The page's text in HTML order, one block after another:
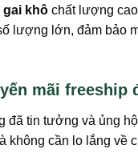
gai khô chất lượng
lượng lớn, đảm bảo
mãi freeship
đã tin tưởng và ủng
không cần lo lắng về